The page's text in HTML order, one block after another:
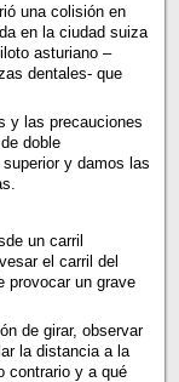
una colisión en
en la ciudad suiza
asturiano –
dentales- que
y las precauciones
doble
y damos las
un carril
el carril del
provocar un grave
de girar, observar
la distancia a la
contrario y a qué